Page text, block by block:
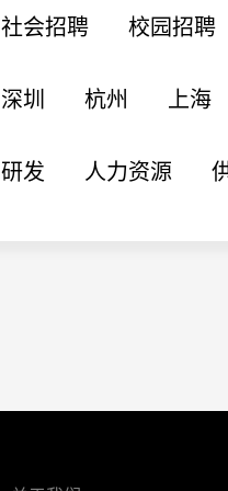
社会招聘 校园招聘
深圳 杭州 上海
研发 人力资源